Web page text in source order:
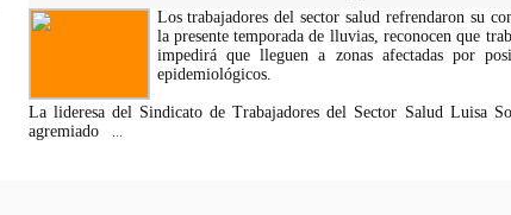
Los trabajadores del sector salud refrendaron su
la presente temporada de lluvias, reconocen que
impedirá que lleguen a zonas afectadas por
epidemiológicos.
La lideresa del Sindicato de Trabajadores del Sector Salud Luisa
agremiado